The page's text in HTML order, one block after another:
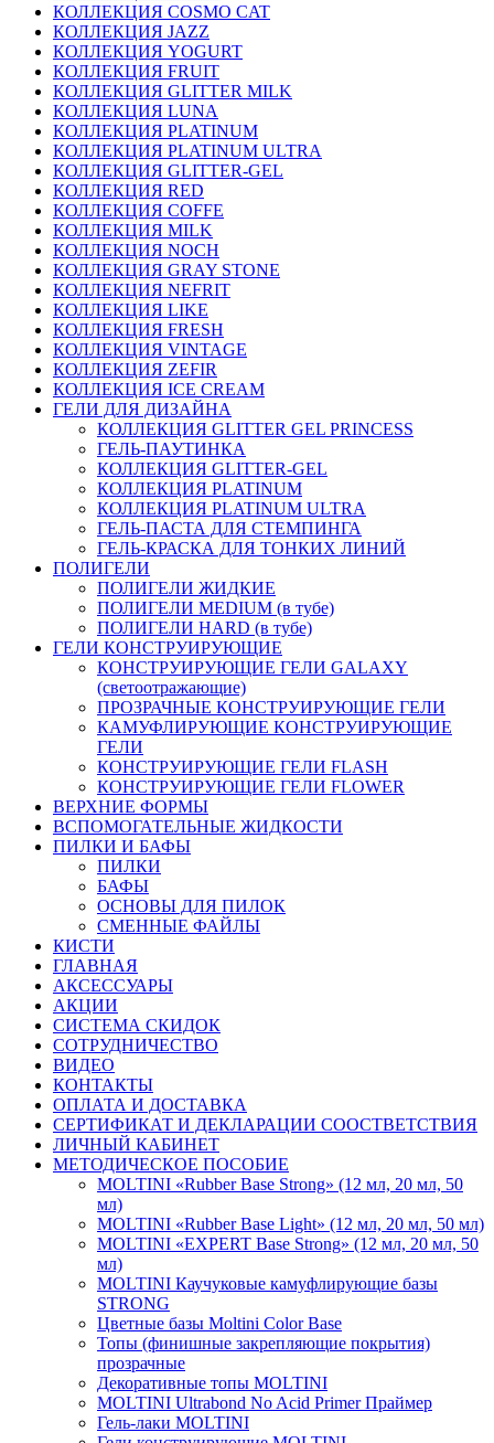
КОЛЛЕКЦИЯ COSMO CAT
КОЛЛЕКЦИЯ JAZZ
КОЛЛЕКЦИЯ YOGURT
КОЛЛЕКЦИЯ FRUIT
КОЛЛЕКЦИЯ GLITTER MILK
КОЛЛЕКЦИЯ LUNA
КОЛЛЕКЦИЯ PLATINUM
КОЛЛЕКЦИЯ PLATINUM ULTRA
КОЛЛЕКЦИЯ GLITTER-GEL
КОЛЛЕКЦИЯ RED
КОЛЛЕКЦИЯ COFFE
КОЛЛЕКЦИЯ MILK
КОЛЛЕКЦИЯ NOCH
КОЛЛЕКЦИЯ GRAY STONE
КОЛЛЕКЦИЯ NEFRIT
КОЛЛЕКЦИЯ LIKE
КОЛЛЕКЦИЯ FRESH
КОЛЛЕКЦИЯ VINTAGE
КОЛЛЕКЦИЯ ZEFIR
КОЛЛЕКЦИЯ ICE CREAM
ГЕЛИ ДЛЯ ДИЗАЙНА
КОЛЛЕКЦИЯ GLITTER GEL PRINCESS
ГЕЛЬ-ПАУТИНКА
КОЛЛЕКЦИЯ GLITTER-GEL
КОЛЛЕКЦИЯ PLATINUM
КОЛЛЕКЦИЯ PLATINUM ULTRA
ГЕЛЬ-ПАСТА ДЛЯ СТЕМПИНГА
ГЕЛЬ-КРАСКА ДЛЯ ТОНКИХ ЛИНИЙ
ПОЛИГЕЛИ
ПОЛИГЕЛИ ЖИДКИЕ
ПОЛИГЕЛИ MEDIUM (в тубе)
ПОЛИГЕЛИ HARD (в тубе)
ГЕЛИ КОНСТРУИРУЮЩИЕ
КОНСТРУИРУЮЩИЕ ГЕЛИ GALAXY
(светоотражающие)
ПРОЗРАЧНЫЕ КОНСТРУИРУЮЩИЕ ГЕЛИ
КАМУФЛИРУЮЩИЕ КОНСТРУИРУЮЩИЕ
ГЕЛИ
КОНСТРУИРУЮЩИЕ ГЕЛИ FLASH
КОНСТРУИРУЮЩИЕ ГЕЛИ FLOWER
ВЕРХНИЕ ФОРМЫ
ВСПОМОГАТЕЛЬНЫЕ ЖИДКОСТИ
ПИЛКИ И БАФЫ
ПИЛКИ
БАФЫ
ОСНОВЫ ДЛЯ ПИЛОК
СМЕННЫЕ ФАЙЛЫ
КИСТИ
ГЛАВНАЯ
АКСЕССУАРЫ
АКЦИИ
СИСТЕМА СКИДОК
СОТРУДНИЧЕСТВО
ВИДЕО
КОНТАКТЫ
ОПЛАТА И ДОСТАВКА
СЕРТИФИКАТ И ДЕКЛАРАЦИИ СООСТВЕТСТВИЯ
ЛИЧНЫЙ КАБИНЕТ
МЕТОДИЧЕСКОЕ ПОСОБИЕ
MOLTINI «Rubber Base Strong» (12 мл, 20 мл, 50
мл)
MOLTINI «Rubber Base Light» (12 мл, 20 мл, 50 мл)
MOLTINI «EXPERT Base Strong» (12 мл, 20 мл, 50
мл)
MOLTINI Каучуковые камуфлирующие базы
STRONG
Цветные базы Moltini Color Base
Топы (финишные закрепляющие покрытия)
прозрачные
Декоративные топы MOLTINI
MOLTINI Ultrabond No Acid Primer Праймер
Гель-лаки MOLTINI